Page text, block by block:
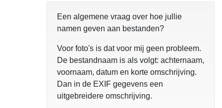
Een algemene vraag over hoe jullie
namen geven aan bestanden?
Voor foto's is dat voor mij geen probleem.
De bestandnaam is als volgt: achternaam,
voornaam, datum en korte omschrijving.
Dan in de EXIF gegevens een
uitgebreidere omschrijving.